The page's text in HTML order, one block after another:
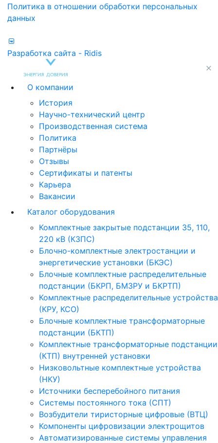
Политика в отношении обработки персональных
данных
Разработка сайта - Ridis
О компании
История
Научно-технический центр
Производственная система
Политика
Партнёры
Отзывы
Сертификаты и патенты
Карьера
Вакансии
Каталог оборудования
Комплектные закрытые подстанции 35, 110,
220 кВ (КЗПС)
Блочно-комплектные электростанции и
энергетические установки (БКЭС)
Блочные комплектные распределительные
подстанции (БКРП, БМЗРУ и БКРТП)
Комплектные распределительные устройства
(КРУ, КСО)
Блочные комплектные трансформаторные
подстанции (БКТП)
Комплектные трансформаторные подстанции
(КТП) внутренней установки
Низковольтные комплектные устройства
(НКУ)
Источники бесперебойного питания
Системы постоянного тока (СПТ)
Возбудители тиристорные цифровые (ВТЦ)
Компоненты цифровизации электрощитов
Автоматизированные системы управления